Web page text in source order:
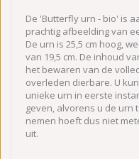
De 'Butterfly urn - bio' is
prachtig afbeelding van
De urn is 25,5 cm hoog,
van 19,5 cm. De inhoud
het bewaren van de
overleden dierbare. U
unieke urn in eerste
geven, alvorens u de urn
nemen hoeft dus niet
uit.